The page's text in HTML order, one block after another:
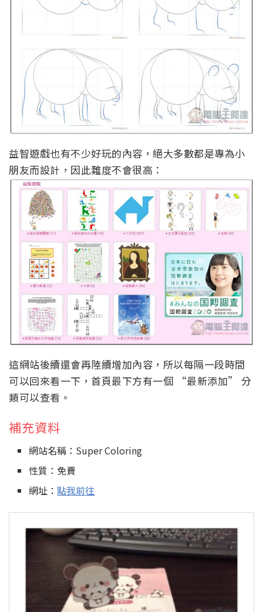
益智遊戲也有不少好玩的內容，絕大多數都是專為小
朋友而設計，因此難度不會很高：
這網站後續還會再陸續增加內容，所以每隔一段時間
可以回來看一下，首頁最下方有一個 “最新添加” 分
類可以查看。
補充資料
網站名稱：Super Coloring
性質：免費
網址：點我前往